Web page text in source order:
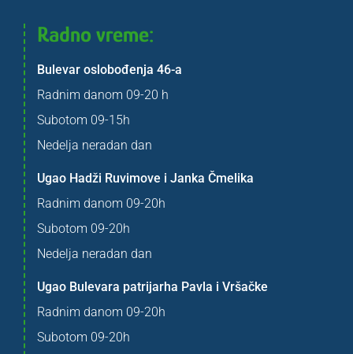
Radno vreme:
Bulevar oslobođenja 46-a
Radnim danom 09-20 h
Subotom 09-15h
Nedelja neradan dan
Ugao Hadži Ruvimove i Janka Čmelika
Radnim danom 09-20h
Subotom 09-20h
Nedelja neradan dan
Ugao Bulevara patrijarha Pavla i Vršačke
Radnim danom 09-20h
Subotom 09-20h